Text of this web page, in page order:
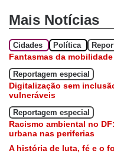
Mais Notícias
Cidades Política
Fantasmas da mobilidade
Reportagem especial
Digitalização sem
vulneráveis
Reportagem especial
Racismo ambiental no
urbana nas periferias
A história de luta, fé e o